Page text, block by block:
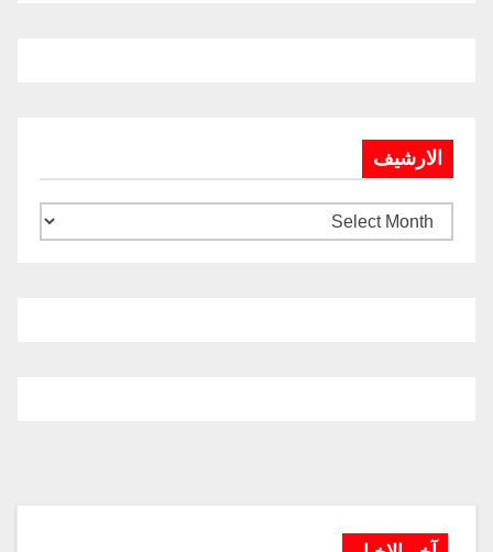
الارشيف